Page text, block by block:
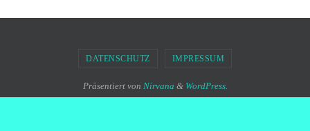
DATENSCHUTZ IMPRESSUM
Präsentiert von Nirvana & WordPress.